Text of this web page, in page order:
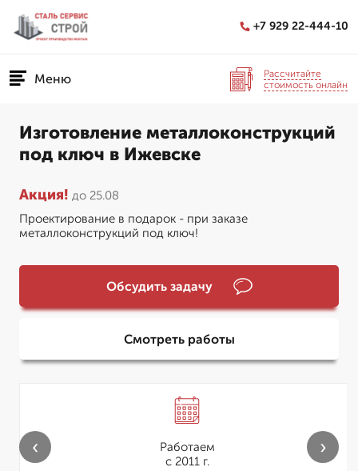
+7 929 22-444-10
Меню
Рассчитайте
стоимость онлайн
Изготовление металлоконструкций
под ключ в Ижевске
Акция! до 25.08
Проектирование в подарок - при заказе
металлоконструкций под ключ!
Обсудить задачу
Смотреть работы
Работаем
с 2011 г.
‹ ›